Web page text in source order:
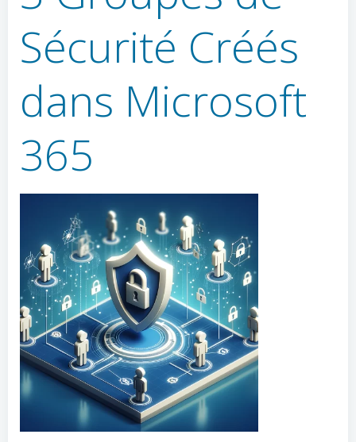
Sécurité Créés
dans Microsoft
365